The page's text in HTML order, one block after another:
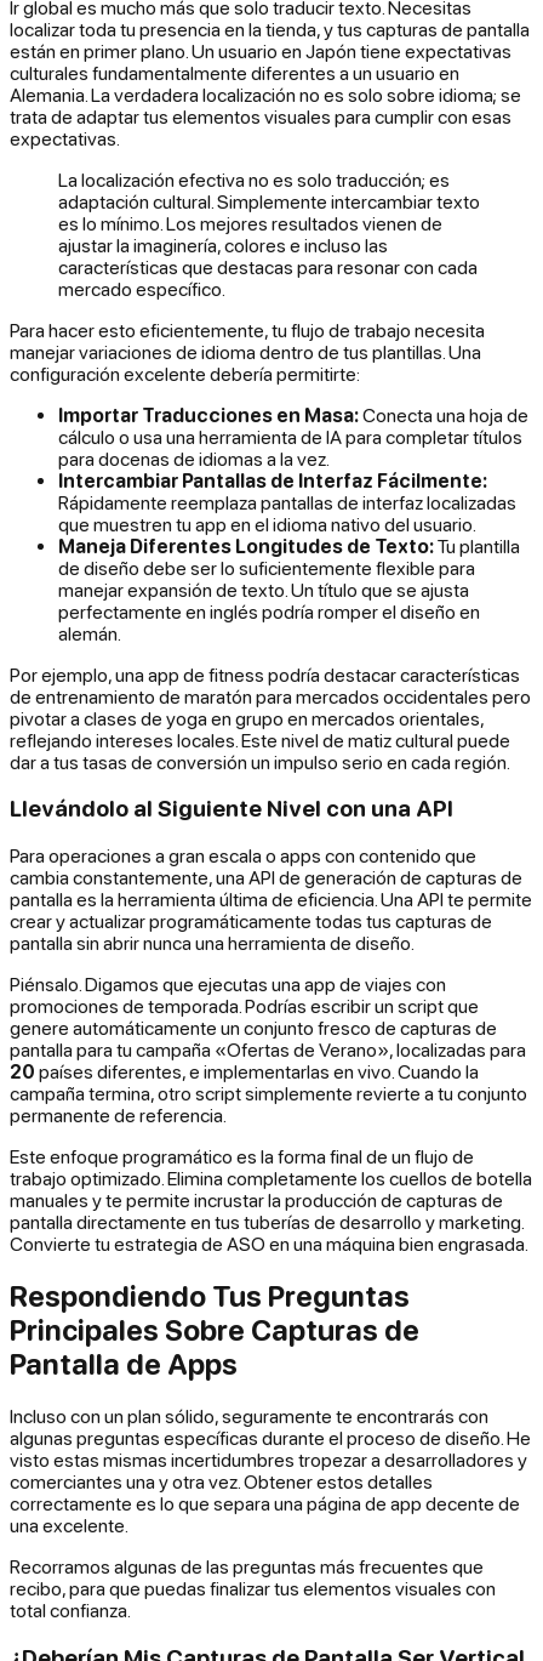
Ir global es mucho más que solo traducir texto. Necesitas
localizar toda tu presencia en la tienda, y tus capturas de pantalla
están en primer plano. Un usuario en Japón tiene expectativas
culturales fundamentalmente diferentes a un usuario en
Alemania. La verdadera localización no es solo sobre idioma; se
trata de adaptar tus elementos visuales para cumplir con esas
expectativas.
La localización efectiva no es solo traducción; es
adaptación cultural. Simplemente intercambiar texto
es lo mínimo. Los mejores resultados vienen de
ajustar la imaginería, colores e incluso las
características que destacas para resonar con cada
mercado específico.
Para hacer esto eficientemente, tu flujo de trabajo necesita
manejar variaciones de idioma dentro de tus plantillas. Una
configuración excelente debería permitirte:
Importar Traducciones en Masa:Conecta una hoja de
cálculo o usa una herramienta de IA para completar títulos
para docenas de idiomas a la vez.
Intercambiar Pantallas de Interfaz Fácilmente:
Rápidamente reemplaza pantallas de interfaz localizadas
que muestren tu app en el idioma nativo del usuario.
Maneja Diferentes Longitudes de Texto:Tu plantilla
de diseño debe ser lo suficientemente flexible para
manejar expansión de texto. Un título que se ajusta
perfectamente en inglés podría romper el diseño en
alemán.
Por ejemplo, una app de fitness podría destacar características
de entrenamiento de maratón para mercados occidentales pero
pivotar a clases de yoga en grupo en mercados orientales,
reflejando intereses locales. Este nivel de matiz cultural puede
dar a tus tasas de conversión un impulso serio en cada región.
Llevándolo al Siguiente Nivel con una API
Para operaciones a gran escala o apps con contenido que
cambia constantemente, una API de generación de capturas de
pantalla es la herramienta última de eficiencia. Una API te permite
crear y actualizar programáticamente todas tus capturas de
pantalla sin abrir nunca una herramienta de diseño.
Piénsalo. Digamos que ejecutas una app de viajes con
promociones de temporada. Podrías escribir un script que
genere automáticamente un conjunto fresco de capturas de
pantalla para tu campaña «Ofertas de Verano», localizadas para
20 países diferentes, e implementarlas en vivo. Cuando la
campaña termina, otro script simplemente revierte a tu conjunto
permanente de referencia.
Este enfoque programático es la forma final de un flujo de
trabajo optimizado. Elimina completamente los cuellos de botella
manuales y te permite incrustar la producción de capturas de
pantalla directamente en tus tuberías de desarrollo y marketing.
Convierte tu estrategia de ASO en una máquina bien engrasada.
Respondiendo Tus Preguntas
Principales Sobre Capturas de
Pantalla de Apps
Incluso con un plan sólido, seguramente te encontrarás con
algunas preguntas específicas durante el proceso de diseño. He
visto estas mismas incertidumbres tropezar a desarrolladores y
comerciantes una y otra vez. Obtener estos detalles
correctamente es lo que separa una página de app decente de
una excelente.
Recorramos algunas de las preguntas más frecuentes que
recibo, para que puedas finalizar tus elementos visuales con
total confianza.